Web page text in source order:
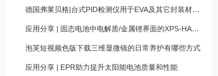
德国弗莱贝格|台式PID检测仪用于EVA及其它封装材料的评估
应用分享 | 固态电池中电解质/金属锂界面的XPS-HAXPES表征
泡芙短视频色版下载三维显微镜的日常养护有哪些方式
应用分享 | EPR助力提升太阳能电池质量和性能